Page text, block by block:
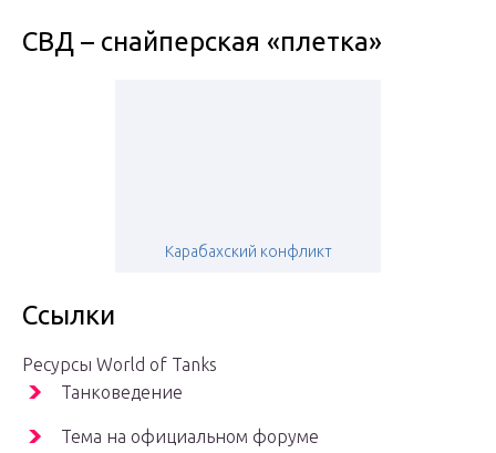
СВД – снайперская «плетка»
Карабахский конфликт
Ссылки
Ресурсы World of Tanks
Танковедение
Тема на официальном форуме